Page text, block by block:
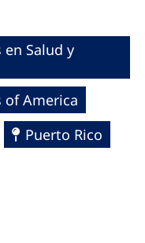
en Salud y
of America
Puerto Rico